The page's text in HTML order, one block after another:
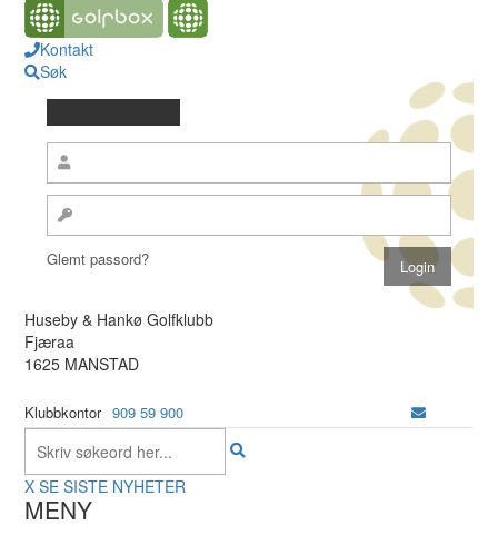
Kontakt
Søk
Glemt passord?
Huseby & Hankø Golfklubb
Fjæraa
1625 MANSTAD
Klubbkontor 909 59 900
X SE SISTE NYHETER
MENY